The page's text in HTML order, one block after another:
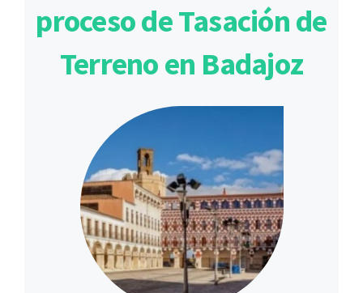
proceso de Tasación de
Terreno en Badajoz